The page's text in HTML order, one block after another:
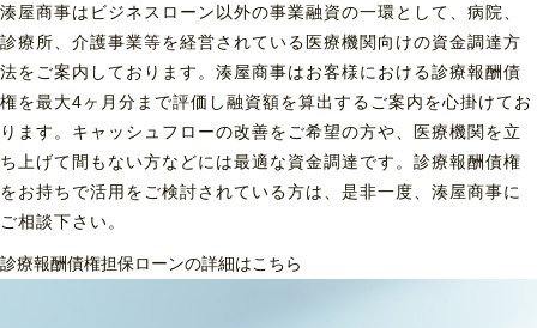
湊屋商事はビジネスローン以外の事業融資の一環として、病院、
診療所、介護事業等を経営されている医療機関向けの資金調達方
法をご案内しております。湊屋商事はお客様における診療報酬債
権を最大4ヶ月分まで評価し融資額を算出するご案内を心掛けてお
ります。キャッシュフローの改善をご希望の方や、医療機関を立
ち上げて間もない方などには最適な資金調達です。診療報酬債権
をお持ちで活用をご検討されている方は、是非一度、湊屋商事に
ご相談下さい。
診療報酬債権担保ローンの詳細はこちら